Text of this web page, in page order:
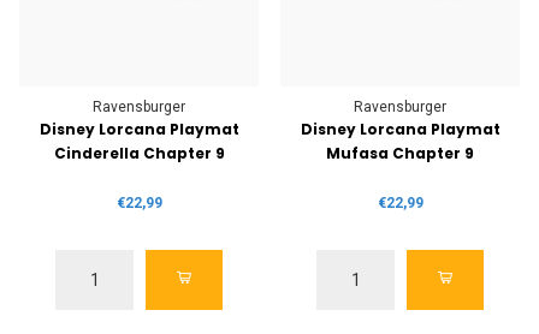
Ravensburger
Disney Lorcana Playmat
Cinderella Chapter 9
€22,99
Ravensburger
Disney Lorcana Playmat
Mufasa Chapter 9
€22,99